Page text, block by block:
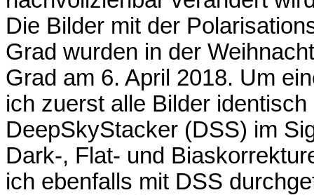
Die Bilder mit der
Grad wurden in der
Grad am 6. April 2018. Um
ich zuerst alle Bilder
DeepSkyStacker (DSS) im
Dark-, Flat- und
ich ebenfalls mit DSS